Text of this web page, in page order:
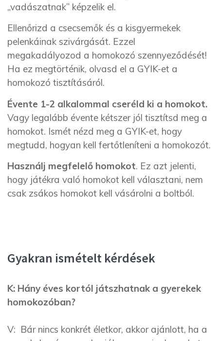
„vadászatnak” képzelik el.
Ellenőrizd a csecsemők és a kisgyermekek
pelenkáinak szivárgását. Ezzel
megakadályozod a homokozó szennyeződését!
Ha ez megtörténik, olvasd el a GYIK-et a
homokozó tisztításáról.
Évente 1-2 alkalommal cseréld ki a homokot.
Vagy legalább évente kétszer jól tisztítsd meg a
homokot. Ismét nézd meg a GYIK-et, hogy
megtudd, hogyan kell fertőtleníteni a homokozót.
Használj megfelelő homokot. Ez azt jelenti,
hogy játékra való homokot kell választani, nem
csak zsákos homokot kell vásárolni a boltból.
Gyakran ismételt kérdések
K: Hány éves kortól játszhatnak a gyerekek
homokozóban?
V: Bár nincs konkrét életkor, akkor ajánlott, ha a